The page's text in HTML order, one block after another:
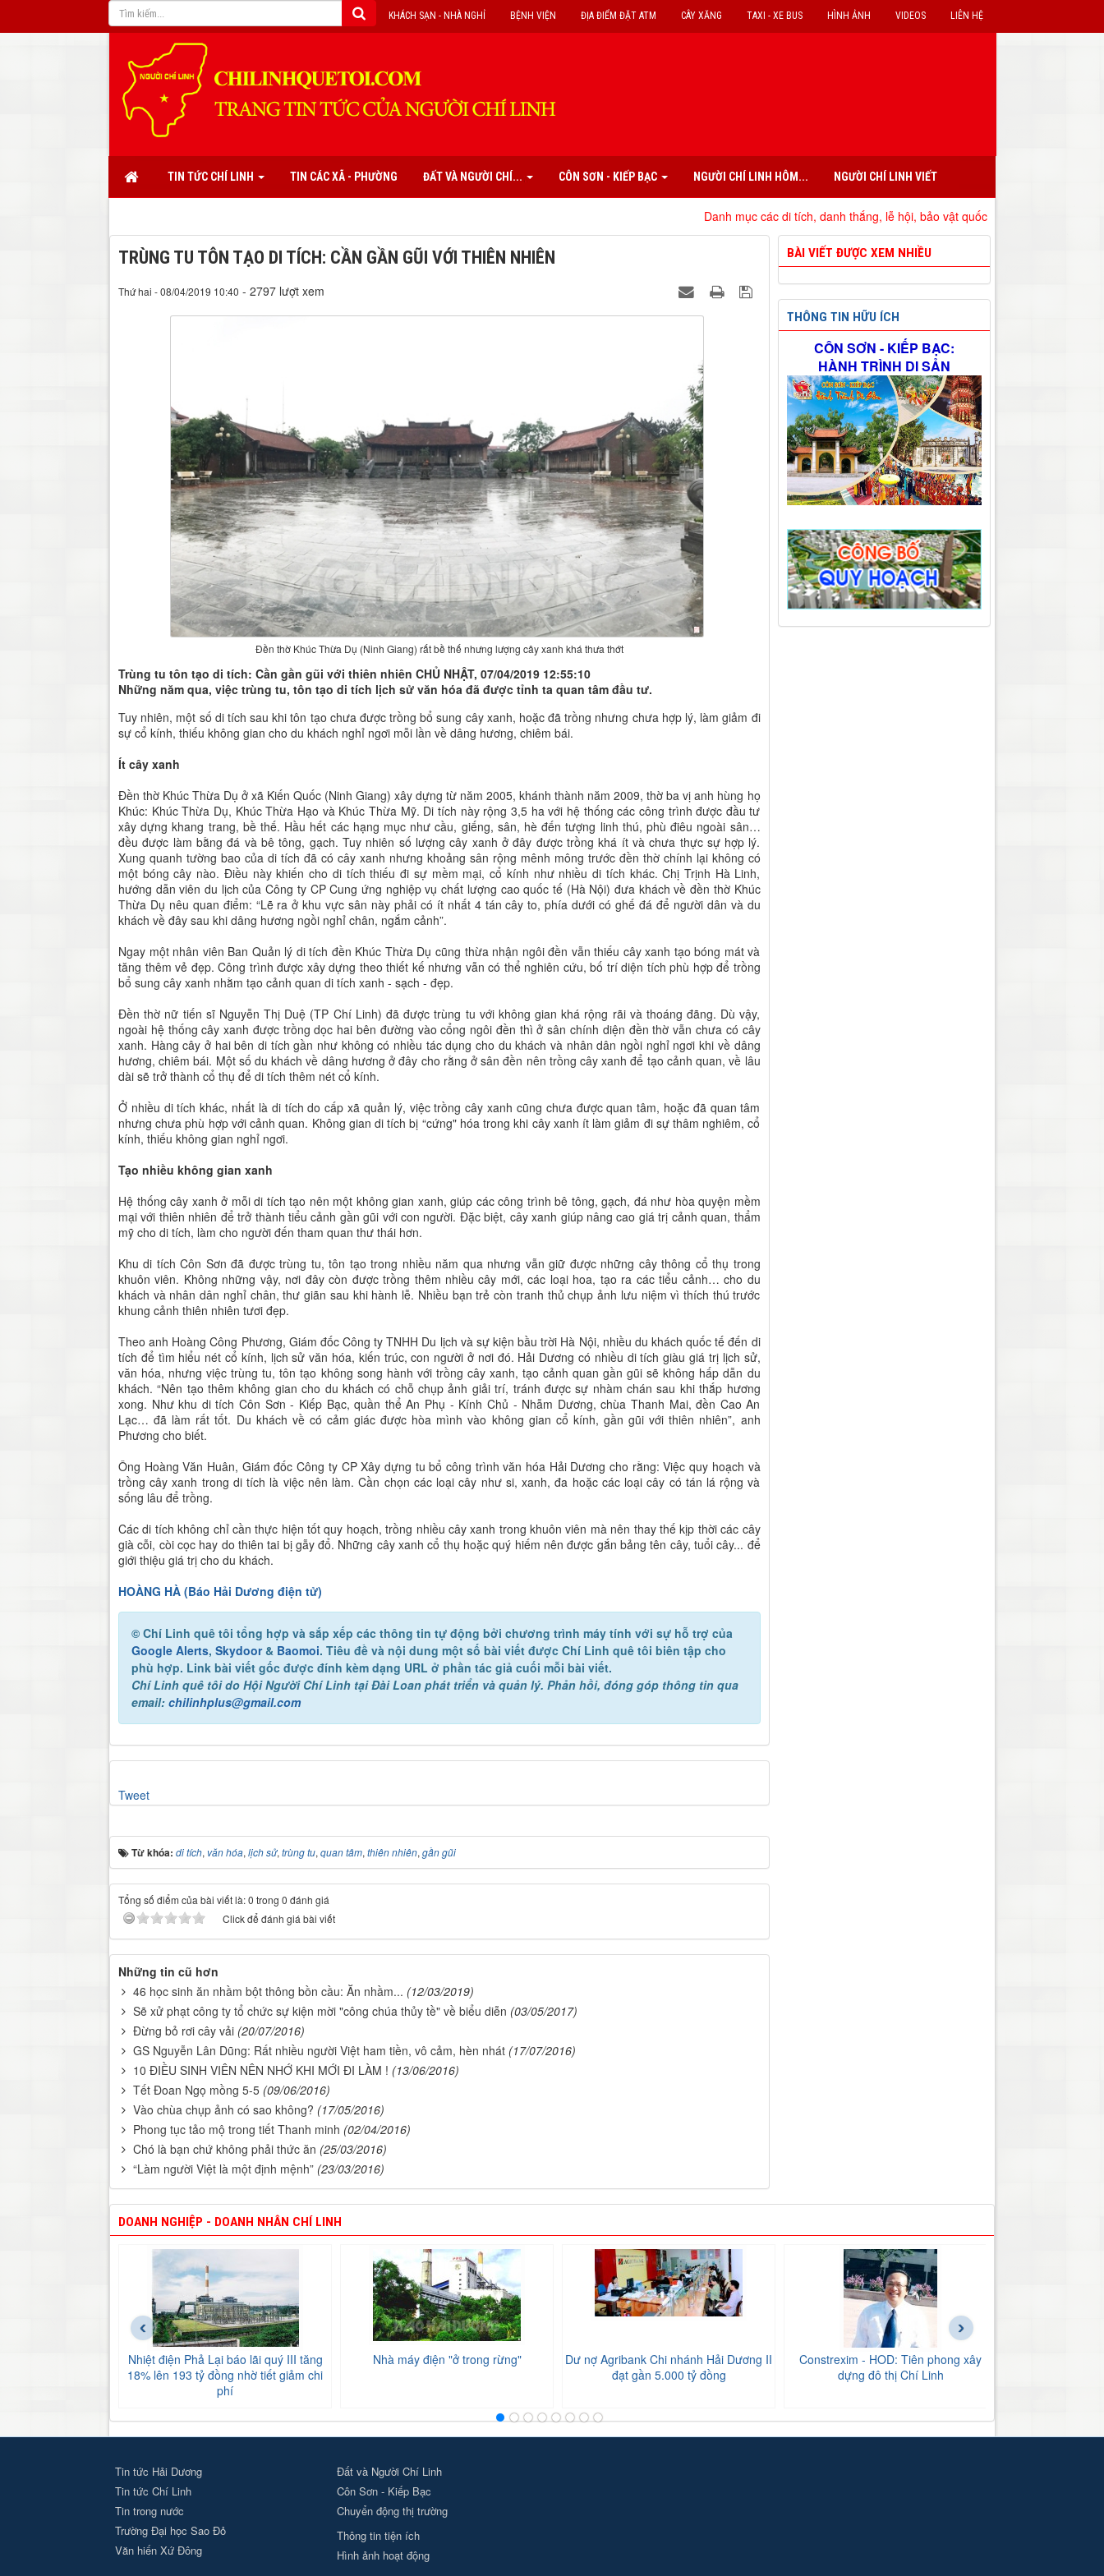
LIÊN HỆ
VIDEOS
HÌNH ẢNH
TAXI - XE BUS
CÂY XĂNG
ĐỊA ĐIỂM ĐẶT ATM
BỆNH VIỆN
KHÁCH SẠN - NHÀ NGHỈ
TIN TỨC CHÍ LINH TIN CÁC XÃ - PHƯỜNG ĐẤT VÀ NGƯỜI CHÍ... CÔN SƠN - KIẾP BẠC NGƯỜI CHÍ LINH HÔM... NGƯỜI CHÍ LINH VIẾT
Danh mục các di tích, danh thắng, lễ hội, bảo vật quốc gia đã xếp hạng trên địa bàn tỉnh
TRÙNG TU TÔN TẠO DI TÍCH: CẦN GẦN GŨI VỚI THIÊN NHIÊN
Thứ hai - 08/04/2019 10:40 - 2797 lượt xem
Đền thờ Khúc Thừa Dụ (Ninh Giang) rất bề thế nhưng lượng cây xanh khá thưa thớt
Trùng tu tôn tạo di tích: Cần gần gũi với thiên nhiên CHỦ NHẬT, 07/04/2019 12:55:10
Những năm qua, việc trùng tu, tôn tạo di tích lịch sử văn hóa đã được tỉnh ta quan tâm đầu tư.
Tuy nhiên, một số di tích sau khi tôn tạo chưa được trồng bổ sung cây xanh, hoặc đã trồng nhưng chưa hợp lý, làm giảm đi
sự cổ kính, thiếu không gian cho du khách nghỉ ngơi mỗi lần về dâng hương, chiêm bái.
Ít cây xanh
Đền thờ Khúc Thừa Dụ ở xã Kiến Quốc (Ninh Giang) xây dựng từ năm 2005, khánh thành năm 2009, thờ ba vị anh hùng họ
Khúc: Khúc Thừa Dụ, Khúc Thừa Hạo và Khúc Thừa Mỹ. Di tích này rộng 3,5 ha với hệ thống các công trình được đầu tư
xây dựng khang trang, bề thế. Hầu hết các hạng mục như cầu, giếng, sân, hè đến tượng linh thú, phù điêu ngoài sân…
đều được làm bằng đá và bê tông, gạch. Tuy nhiên số lượng cây xanh ở đây được trồng khá ít và chưa thực sự hợp lý.
Xung quanh tường bao của di tích đã có cây xanh nhưng khoảng sân rộng mênh mông trước đền thờ chính lại không có
một bóng cây nào. Điều này khiến cho di tích thiếu đi sự mềm mại, cổ kính như nhiều di tích khác. Chị Trịnh Hà Linh,
hướng dẫn viên du lịch của Công ty CP Cung ứng nghiệp vụ chất lượng cao quốc tế (Hà Nội) đưa khách về đền thờ Khúc
Thừa Dụ nêu quan điểm: “Lẽ ra ở khu vực sân này phải có ít nhất 4 tán cây to, phía dưới có ghế đá để người dân và du
khách về đây sau khi dâng hương ngồi nghỉ chân, ngắm cảnh”.
Ngay một nhân viên Ban Quản lý di tích đền Khúc Thừa Dụ cũng thừa nhận ngôi đền vẫn thiếu cây xanh tạo bóng mát và
tăng thêm vẻ đẹp. Công trình được xây dựng theo thiết kế nhưng vẫn có thể nghiên cứu, bố trí diện tích phù hợp để trồng
bổ sung cây xanh nhằm tạo cảnh quan di tích xanh - sạch - đẹp.
Đền thờ nữ tiến sĩ Nguyễn Thị Duệ (TP Chí Linh) đã được trùng tu với không gian khá rộng rãi và thoáng đãng. Dù vậy,
ngoài hệ thống cây xanh được trồng dọc hai bên đường vào cổng ngôi đền thì ở sân chính diện đền thờ vẫn chưa có cây
xanh. Hàng cây ở hai bên di tích gần như không có nhiều tác dụng cho du khách và nhân dân ngồi nghỉ ngơi khi về dâng
hương, chiêm bái. Một số du khách về dâng hương ở đây cho rằng ở sân đền nên trồng cây xanh để tạo cảnh quan, về lâu
dài sẽ trở thành cổ thụ để di tích thêm nét cổ kính.
Ở nhiều di tích khác, nhất là di tích do cấp xã quản lý, việc trồng cây xanh cũng chưa được quan tâm, hoặc đã quan tâm
nhưng chưa phù hợp với cảnh quan. Không gian di tích bị “cứng" hóa trong khi cây xanh ít làm giảm đi sự thâm nghiêm, cổ
kính, thiếu không gian nghỉ ngơi.
Tạo nhiều không gian xanh
Hệ thống cây xanh ở mỗi di tích tạo nên một không gian xanh, giúp các công trình bê tông, gạch, đá như hòa quyện mềm
mại với thiên nhiên để trở thành tiểu cảnh gần gũi với con người. Đặc biệt, cây xanh giúp nâng cao giá trị cảnh quan, thẩm
mỹ cho di tích, làm cho người đến tham quan thư thái hơn.
Khu di tích Côn Sơn đã được trùng tu, tôn tạo trong nhiều năm qua nhưng vẫn giữ được những cây thông cổ thụ trong
khuôn viên. Không những vậy, nơi đây còn được trồng thêm nhiều cây mới, các loại hoa, tạo ra các tiểu cảnh… cho du
khách và nhân dân nghỉ chân, thư giãn sau khi hành lễ. Nhiều bạn trẻ còn tranh thủ chụp ảnh lưu niệm vì thích thú trước
khung cảnh thiên nhiên tươi đẹp.
Theo anh Hoàng Công Phương, Giám đốc Công ty TNHH Du lịch và sự kiện bầu trời Hà Nội, nhiều du khách quốc tế đến di
tích để tìm hiểu nét cổ kính, lịch sử văn hóa, kiến trúc, con người ở nơi đó. Hải Dương có nhiều di tích giàu giá trị lịch sử,
văn hóa, nhưng việc trùng tu, tôn tạo không song hành với trồng cây xanh, tạo cảnh quan gần gũi sẽ không hấp dẫn du
khách. “Nên tạo thêm không gian cho du khách có chỗ chụp ảnh giải trí, tránh được sự nhàm chán sau khi thắp hương
xong. Như khu di tích Côn Sơn - Kiếp Bạc, quần thể An Phụ - Kính Chủ - Nhẫm Dương, chùa Thanh Mai, đền Cao An
Lạc… đã làm rất tốt. Du khách về có cảm giác được hòa mình vào không gian cổ kính, gần gũi với thiên nhiên”, anh
Phương cho biết.
Ông Hoàng Văn Huân, Giám đốc Công ty CP Xây dựng tu bổ công trình văn hóa Hải Dương cho rằng: Việc quy hoạch và
trồng cây xanh trong di tích là việc nên làm. Cần chọn các loại cây như si, xanh, đa hoặc các loại cây có tán lá rộng và
sống lâu để trồng.
Các di tích không chỉ cần thực hiện tốt quy hoạch, trồng nhiều cây xanh trong khuôn viên mà nên thay thế kịp thời các cây
già cỗi, còi cọc hay do thiên tai bị gẫy đổ. Những cây xanh cổ thụ hoặc quý hiếm nên được gắn bảng tên cây, tuổi cây... để
giới thiệu giá trị cho du khách.
HOÀNG HÀ (Báo Hải Dương điện tử)
© Chí Linh quê tôi tổng hợp và sắp xếp các thông tin tự động bởi chương trình máy tính với sự hỗ trợ của
Google Alerts, Skydoor& Baomoi. Tiêu đề và nội dung một số bài viết được Chí Linh quê tôi biên tập cho
phù hợp. Link bài viết gốc được đính kèm dạng URL ở phần tác giả cuối mỗi bài viết.
Chí Linh quê tôido Hội Người Chí Linh tại Đài Loan phát triển và quản lý. Phản hồi, đóng góp thông tin qua
email: chilinhplus@gmail.com
Tweet
Từ khóa: di tích, văn hóa, lịch sử, trùng tu, quan tâm, thiên nhiên, gần gũi
Tổng số điểm của bài viết là: 0 trong 0 đánh giá
Click để đánh giá bài viết
Những tin cũ hơn
46 học sinh ăn nhầm bột thông bồn cầu: Ăn nhầm... (12/03/2019)
Sẽ xử phạt công ty tổ chức sự kiện mời "công chúa thủy tề" về biểu diễn (03/05/2017)
Đừng bỏ rơi cây vải (20/07/2016)
GS Nguyễn Lân Dũng: Rất nhiều người Việt ham tiền, vô cảm, hèn nhát (17/07/2016)
10 ĐIỀU SINH VIÊN NÊN NHỚ KHI MỚI ĐI LÀM ! (13/06/2016)
Tết Đoan Ngọ mồng 5-5 (09/06/2016)
Vào chùa chụp ảnh có sao không? (17/05/2016)
Phong tục tảo mộ trong tiết Thanh minh (02/04/2016)
Chó là bạn chứ không phải thức ăn (25/03/2016)
“Làm người Việt là một định mệnh” (23/03/2016)
BÀI VIẾT ĐƯỢC XEM NHIỀU
THÔNG TIN HỮU ÍCH
CÔN SƠN - KIẾP BẠC:
HÀNH TRÌNH DI SẢN
DOANH NGHIỆP - DOANH NHÂN CHÍ LINH
Nhiệt điện Phả Lại báo lãi quý III tăng
18% lên 193 tỷ đồng nhờ tiết giảm chi
phí
Nhà máy điện "ở trong rừng"
Dư nợ Agribank Chi nhánh Hải Dương II
đạt gần 5.000 tỷ đồng
Constrexim - HOD: Tiên phong xây
dựng đô thị Chí Linh
‹ ›
Tin tức Hải Dương
Tin tức Chí Linh
Tin trong nước
Trường Đại học Sao Đỏ
Văn hiến Xứ Đông
Đất và Người Chí Linh
Côn Sơn - Kiếp Bạc
Chuyển động thị trường
Thông tin tiện ích
Hình ảnh hoạt động